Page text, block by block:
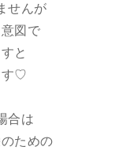
せんが
図で
と
す♡
合は
ための